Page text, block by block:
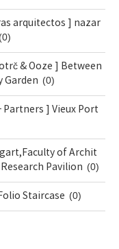
arquitectos ] nazar
(0)
& Ooze ] Between
Garden (0)
Partners ] Vieux Port
of Archit
Pavilion (0)
Staircase (0)